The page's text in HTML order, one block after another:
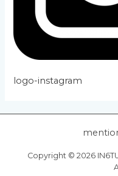
logo-instagram
Copyright © 2026